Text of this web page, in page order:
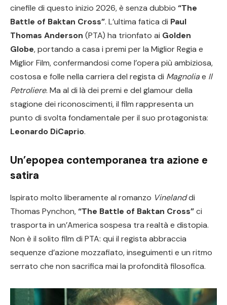
cinefile di questo inizio 2026, è senza dubbio “The
Battle of Baktan Cross”. L’ultima fatica di Paul
Thomas Anderson (PTA) ha trionfato ai Golden
Globe, portando a casa i premi per la Miglior Regia e
Miglior Film, confermandosi come l’opera più ambiziosa,
costosa e folle nella carriera del regista di Magnoliae Il
Petroliere. Ma al di là dei premi e del glamour della
stagione dei riconoscimenti, il film rappresenta un
punto di svolta fondamentale per il suo protagonista:
Leonardo DiCaprio.
Un’epopea contemporanea tra azione e
satira
Ispirato molto liberamente al romanzo Vinelanddi
Thomas Pynchon,“The Battle of Baktan Cross”ci
trasporta in un’America sospesa tra realtà e distopia.
Non è il solito film di PTA: qui il regista abbraccia
sequenze d’azione mozzafiato, inseguimenti e un ritmo
serrato che non sacrifica mai la profondità filosofica.